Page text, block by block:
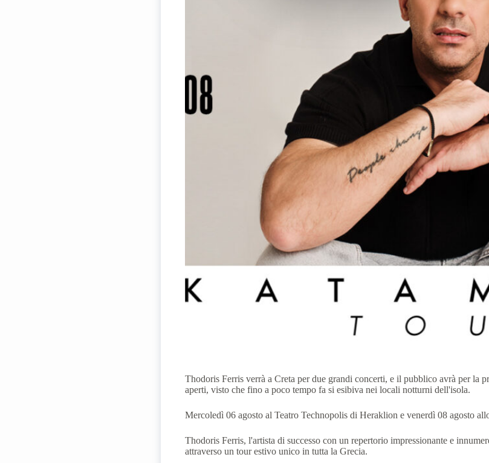
Thodoris Ferris verrà a Creta per due grandi concerti, e il pubblico avrà per la
aperti, visto che fino a poco tempo fa si esibiva nei locali notturni dell'isola.
Mercoledì 06 agosto al Teatro Technopolis di Heraklion e venerdì 08 agosto
Thodoris Ferris, l'artista di successo con un repertorio impressionante e
attraverso un tour estivo unico in tutta la Grecia.